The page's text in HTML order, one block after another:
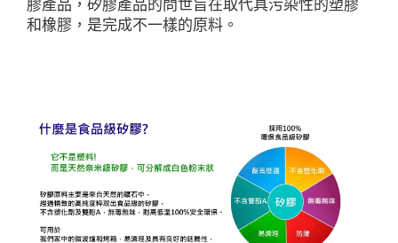
膠產品，矽膠產品的問世旨在取代具污染性的塑膠
和橡膠，是完成不一樣的原料。